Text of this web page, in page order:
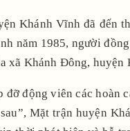
Khánh Vĩnh đã
năm 1985, người
xã Khánh Đông, huyện
động viên các
Mặt trận huyện